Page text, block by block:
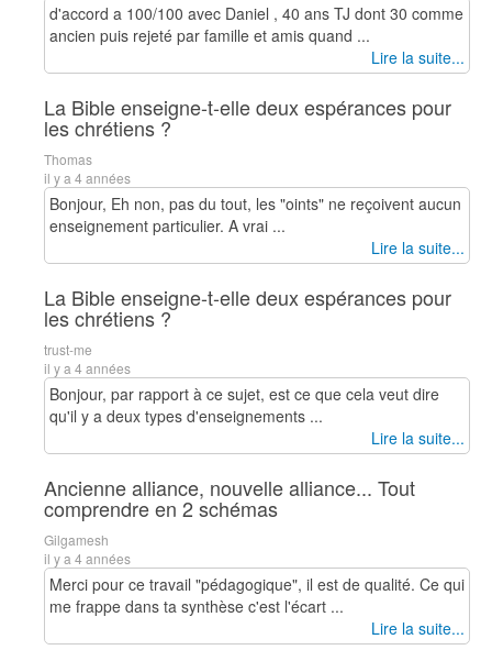
d'accord a 100/100 avec Daniel , 40 ans TJ dont 30 comme
ancien puis rejeté par famille et amis quand ...
Lire la suite...
La Bible enseigne-t-elle deux espérances pour
les chrétiens ?
Thomas
il y a 4 années
Bonjour, Eh non, pas du tout, les "oints" ne reçoivent aucun
enseignement particulier. A vrai ...
Lire la suite...
La Bible enseigne-t-elle deux espérances pour
les chrétiens ?
trust-me
il y a 4 années
Bonjour, par rapport à ce sujet, est ce que cela veut dire
qu'il y a deux types d'enseignements ...
Lire la suite...
Ancienne alliance, nouvelle alliance... Tout
comprendre en 2 schémas
Gilgamesh
il y a 4 années
Merci pour ce travail "pédagogique", il est de qualité. Ce qui
me frappe dans ta synthèse c'est l'écart ...
Lire la suite...